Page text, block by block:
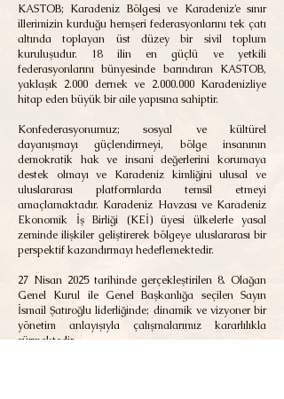
KASTOB; Karadeniz Bölgesi ve Karadeniz’e sınır
illerimizin kurduğu hemşeri federasyonlarını tek çatı
altında toplayan üst düzey bir sivil toplum
kuruluşudur. 18 ilin en güçlü ve yetkili
federasyonlarını bünyesinde barındıran KASTOB,
yaklaşık 2.000 dernek ve 2.000.000Karadenizliye
hitap eden büyük bir aile yapısına sahiptir.
Konfederasyonumuz; sosyal ve kültürel
dayanışmayı güçlendirmeyi, bölge insanının
demokratik hak ve insani değerlerini korumaya
destek olmayı ve Karadeniz kimliğini ulusal ve
uluslararası platformlarda temsil etmeyi
amaçlamaktadır. Karadeniz Havzası ve Karadeniz
Ekonomik İş Birliği (KEİ) üyesi ülkelerle yasal
zeminde ilişkiler geliştirerek bölgeye uluslararası bir
perspektif kazandırmayı hedeflemektedir.
27 Nisan 2025 tarihinde gerçekleştirilen 8. Olağan
Genel Kurul ile Genel Başkanlığa seçilen Sayın
İsmail Şatıroğlu liderliğinde; dinamik ve vizyoner bir
yönetim anlayışıyla çalışmalarımız kararlılıkla
sürmektedir.